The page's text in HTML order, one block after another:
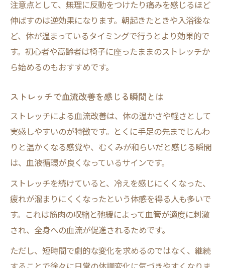
注意点として、無理に反動をつけたり痛みを感じるほど
伸ばすのは逆効果になります。朝起きたときや入浴後な
ど、体が温まっているタイミングで行うとより効果的で
す。初心者や高齢者は椅子に座ったままのストレッチか
ら始めるのもおすすめです。
ストレッチで血流改善を感じる瞬間とは
ストレッチによる血流改善は、体の温かさや軽さとして
実感しやすいのが特徴です。とくに手足の先までじんわ
りと温かくなる感覚や、むくみが和らいだと感じる瞬間
は、血液循環が良くなっているサインです。
ストレッチを続けていると、冷えを感じにくくなった、
疲れが溜まりにくくなったという体感を得る人も多いで
す。これは筋肉の収縮と弛緩によって血管が適度に刺激
され、全身への血流が促進されるためです。
ただし、短時間で劇的な変化を求めるのではなく、継続